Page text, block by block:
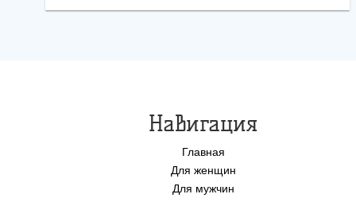
Навигация
Главная
Для женщин
Для мужчин